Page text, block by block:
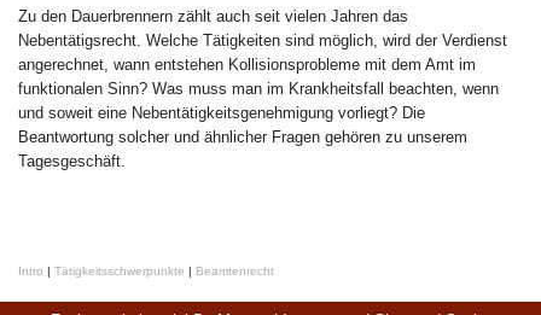
Zu den Dauerbrennern zählt auch seit vielen Jahren das
Nebentätigsrecht. Welche Tätigkeiten sind möglich, wird der Verdienst
angerechnet, wann entstehen Kollisionsprobleme mit dem Amt im
funktionalen Sinn? Was muss man im Krankheitsfall beachten, wenn
und soweit eine Nebentätigkeitsgenehmigung vorliegt? Die
Beantwortung solcher und ähnlicher Fragen gehören zu unserem
Tagesgeschäft.
Intro | Tätigkeitsschwerpunkte | Beamtenrecht